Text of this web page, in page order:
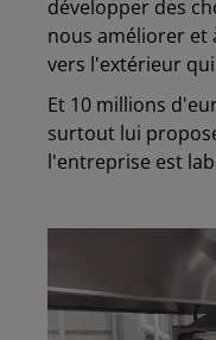
développer des
nous améliorer et
vers l'extérieur
Et 10 millions
surtout lui
l'entreprise est